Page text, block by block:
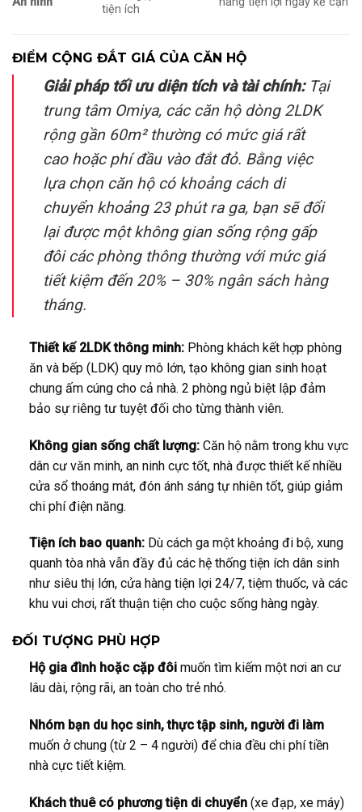
tiện ích
ĐIỂM CỘNG ĐẮT GIÁ CỦA CĂN HỘ
Giải pháp tối ưu diện tích và tài chính:Tại
trung tâm Omiya, các căn hộ dòng 2LDK
rộng gần 60m² thường có mức giá rất
cao hoặc phí đầu vào đắt đỏ. Bằng việc
lựa chọn căn hộ có khoảng cách di
chuyển khoảng 23 phút ra ga, bạn sẽ đổi
lại được một không gian sống rộng gấp
đôi các phòng thông thường với mức giá
tiết kiệm đến 20% – 30% ngân sách hàng
tháng.
Thiết kế 2LDK thông minh:Phòng khách kết hợp phòng
ăn và bếp (LDK) quy mô lớn, tạo không gian sinh hoạt
chung ấm cúng cho cả nhà. 2 phòng ngủ biệt lập đảm
bảo sự riêng tư tuyệt đối cho từng thành viên.
Không gian sống chất lượng:Căn hộ nằm trong khu vực
dân cư văn minh, an ninh cực tốt, nhà được thiết kế nhiều
cửa sổ thoáng mát, đón ánh sáng tự nhiên tốt, giúp giảm
chi phí điện năng.
Tiện ích bao quanh:Dù cách ga một khoảng đi bộ, xung
quanh tòa nhà vẫn đầy đủ các hệ thống tiện ích dân sinh
như siêu thị lớn, cửa hàng tiện lợi 24/7, tiệm thuốc, và các
khu vui chơi, rất thuận tiện cho cuộc sống hàng ngày.
ĐỐI TƯỢNG PHÙ HỢP
Hộ gia đình hoặc cặp đôimuốn tìm kiếm một nơi an cư
lâu dài, rộng rãi, an toàn cho trẻ nhỏ.
Nhóm bạn du học sinh, thực tập sinh, người đi làm
muốn ở chung (từ 2 – 4 người) để chia đều chi phí tiền
nhà cực tiết kiệm.
Khách thuê có phương tiện di chuyển(xe đạp, xe máy)